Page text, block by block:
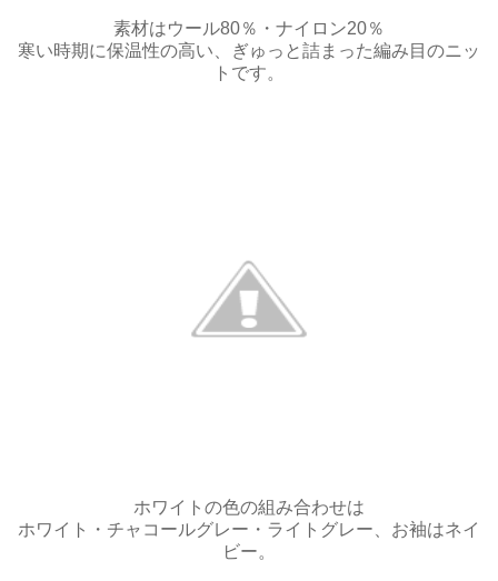
素材はウール80％・ナイロン20％
寒い時期に保温性の高い、ぎゅっと詰まった編み目のニッ
トです。
ホワイトの色の組み合わせは
ホワイト・チャコールグレー・ライトグレー、お袖はネイ
ビー。